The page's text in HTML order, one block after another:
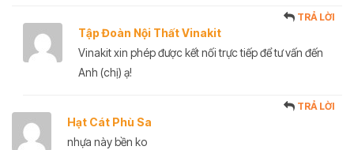
Tập Đoàn Nội Thất Vinakit
TRẢ LỜI
Vinakit xin phép được kết nối trực tiếp để tư vấn đến
Anh (chị) ạ!
Hạt Cát Phù Sa
TRẢ LỜI
nhựa này bền ko